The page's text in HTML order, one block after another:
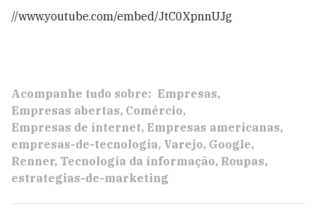
//www.youtube.com/embed/JtC0XpnnUJg
Acompanhe tudo sobre: Empresas
Empresas abertas Comércio
Empresas de internet Empresas americanas
empresas-de-tecnologia Varejo Google
Renner Tecnologia da informação Roupas
estrategias-de-marketing